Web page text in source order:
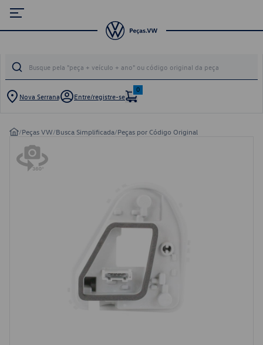
Nova Serrana Entre/registre-se
0
/Peças VW/Busca Simplificada/Peças por Código Original